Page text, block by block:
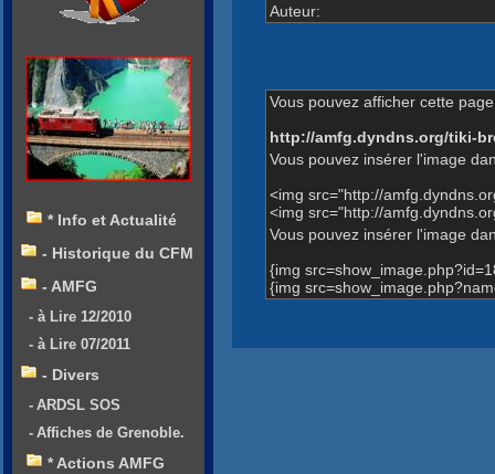
Auteur:
Vous pouvez afficher cette
http://amfg.dyndns.org/tiki-
Vous pouvez insérer l'image
<img src="http://
<img src="http://
Vous pouvez insérer l'image
{img
{img
* Info et Actualité
- Historique du CFM
- AMFG
- à Lire 12/2010
- à Lire 07/2011
- Divers
- ARDSL SOS
- Affiches de Grenoble.
* Actions AMFG